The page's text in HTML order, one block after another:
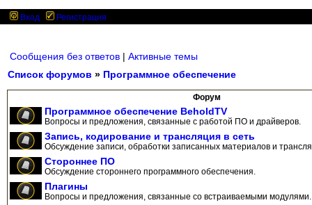
Вход Регистрация
Сообщения без ответов | Активные темы
Список форумов » Программное обеспечение
Форум
Программное обеспечение BeholdTV
Вопросы и предложения, связанные с работой ПО и драйверов.
Запись, кодирование и трансляция в сеть
Обсуждение записи, обработки записанных материалов и
Стороннее ПО
Обсуждение стороннего программного обеспечения.
Плагины
Вопросы и предложения, связанные со встраиваемыми модулями.